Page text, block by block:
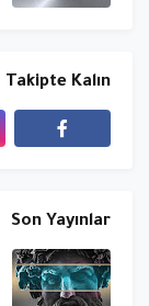
Takipte Kalın
Son Yayınlar